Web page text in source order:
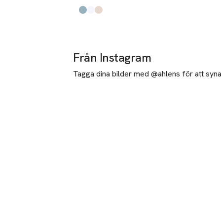
Produkten finns i färgerna:
Forget-me-not
White,
Moonbeam
Från Instagram
Tagga dina bilder med @ahlens för att